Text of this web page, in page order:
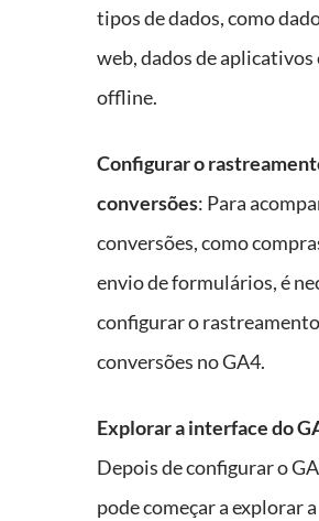
tipos de dados, como
web, dados de aplicativos
offline.
Configurar o
conversões: Para
conversões, como
envio de formulários, é
configurar o
conversões no GA4.
Explorar a interface do
Depois de configurar o
pode começar a explorar a